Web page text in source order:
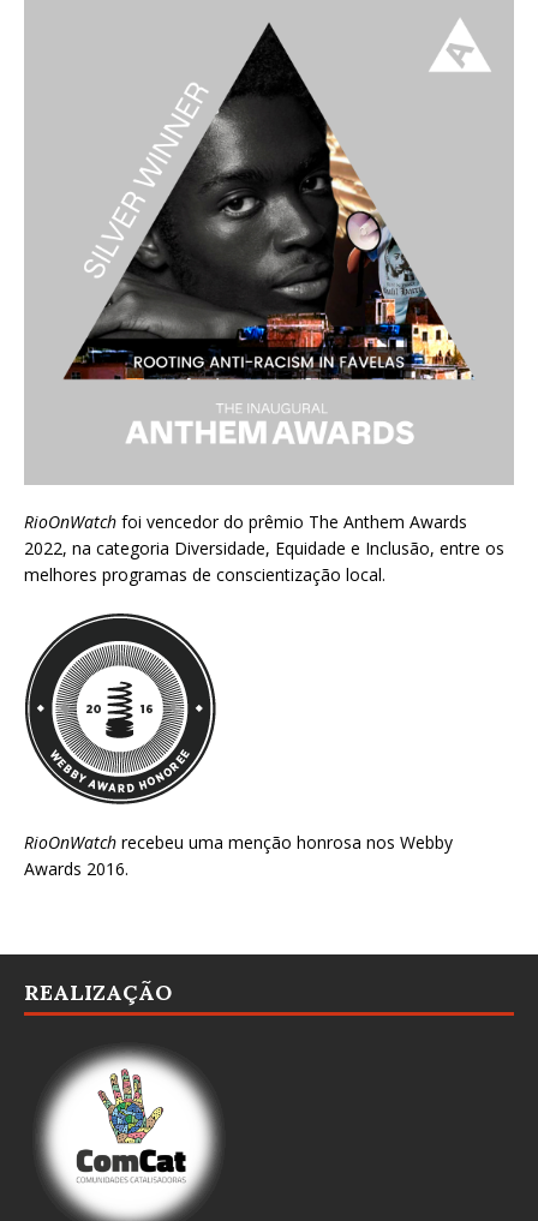
RioOnWatch foi vencedor do prêmio The Anthem Awards
2022, na categoria Diversidade, Equidade e Inclusão, entre os
melhores programas de conscientização local.
RioOnWatch recebeu uma menção honrosa nos Webby
Awards 2016.
REALIZAÇÃO